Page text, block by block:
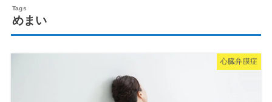
めまい
心臓弁膜症